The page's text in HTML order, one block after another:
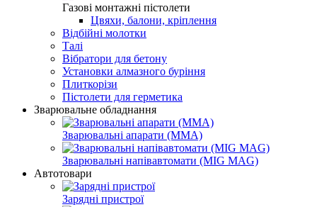
Газові монтажні пістолети
Цвяхи, балони, кріплення
Відбійні молотки
Талі
Вібратори для бетону
Установки алмазного буріння
Плиткорізи
Пістолети для герметика
Зварювальне обладнання
Зварювальні апарати (MMA)
Зварювальні напівавтомати (MIG MAG)
Автотовари
Зарядні пристрої